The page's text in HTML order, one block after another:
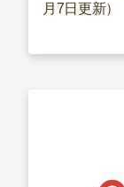
月7日更新）